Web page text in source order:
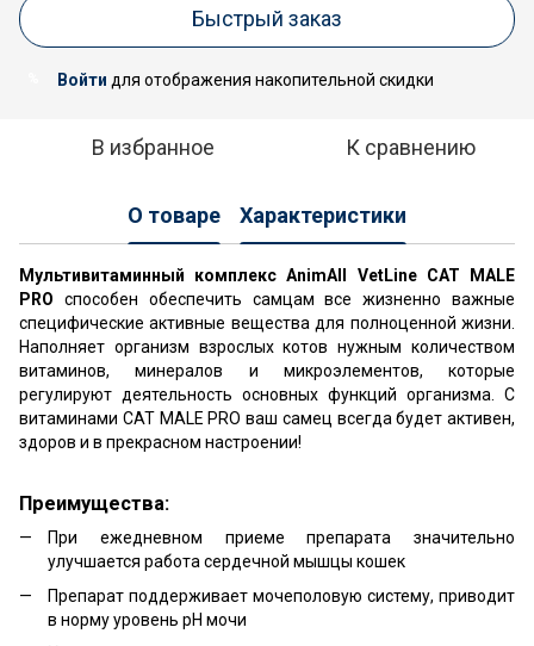
Быстрый заказ
Войти для отображения накопительной скидки
В избранное К сравнению
О товаре Характеристики
Мультивитаминный комплекс AnimAll VetLine CAT MALE
PRO способен обеспечить самцам все жизненно важные
специфические активные вещества для полноценной жизни.
Наполняет организм взрослых котов нужным количеством
витаминов, минералов и микроэлементов, которые
регулируют деятельность основных функций организма. С
витаминами CAT MALE PRO ваш самец всегда будет активен,
здоров и в прекрасном настроении!
Преимущества:
При ежедневном приеме препарата значительно
улучшается работа сердечной мышцы кошек
Препарат поддерживает мочеполовую систему, приводит
в норму уровень рН мочи